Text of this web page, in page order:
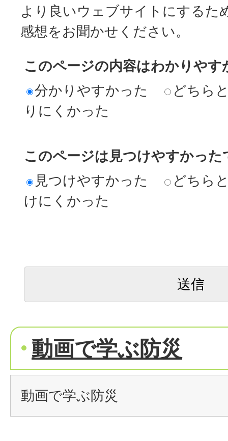
より良いウェブサイトにするた
感想をお聞かせください。
このページの内容はわかりやす
分かりやすかった
どちら
りにくかった
このページは見つけやすかった
見つけやすかった
どちら
けにくかった
動画で学ぶ防災
動画で学ぶ防災